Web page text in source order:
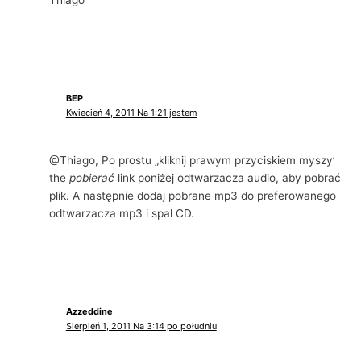
BEP
Kwiecień 4, 2011 Na 1:21 jestem
@Thiago, Po prostu „kliknij prawym przyciskiem myszy’
thepobierać link poniżej odtwarzacza audio, aby pobrać
plik. A następnie dodaj pobrane mp3 do preferowanego
odtwarzacza mp3 i spal CD.
Azzeddine
Sierpień 1, 2011 Na 3:14 po południu